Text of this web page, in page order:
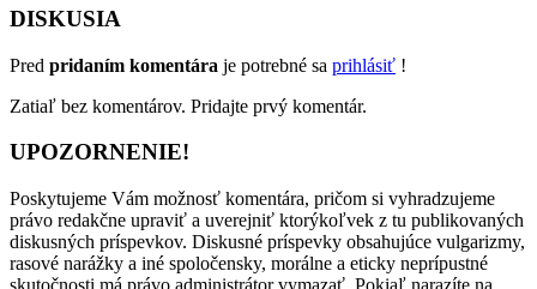
DISKUSIA
Pred pridaním komentára je potrebné sa prihlásiť !
Zatiaľ bez komentárov. Pridajte prvý komentár.
UPOZORNENIE!
Poskytujeme Vám možnosť komentára, pričom si vyhradzujeme
právo redakčne upraviť a uverejniť ktorýkoľvek z tu publikovaných
diskusných príspevkov. Diskusné príspevky obsahujúce vulgarizmy,
rasové narážky a iné spoločensky, morálne a eticky neprípustné